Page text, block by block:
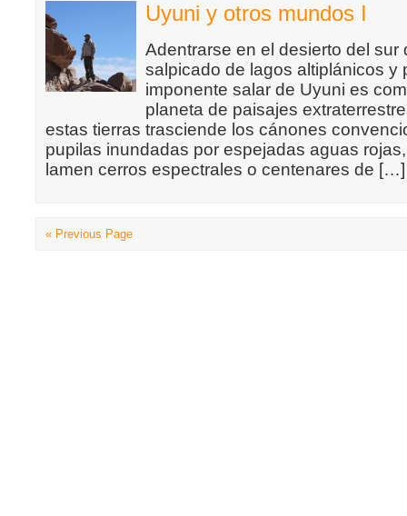
Uyuni y otros mundos I
Adentrarse en el desierto del sur
salpicado de lagos altiplánicos y
imponente salar de Uyuni es
planeta de paisajes
estas tierras trasciende los cánones
pupilas inundadas por espejadas aguas
lamen cerros espectrales o centenares de […]
« Previous Page